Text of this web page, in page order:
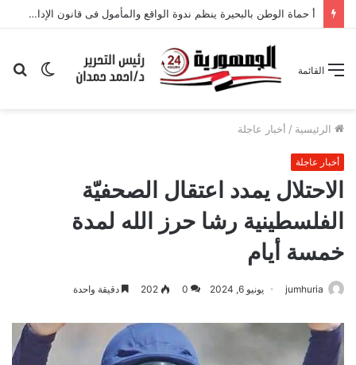
أ حماة الوطن بالبحيرة ينظم ندوة الواقع والمأمول فى قانون الإدارة المحلية
الوضع
القائمة
الرئيسية / أخبار عاجلة
أخبار عاجلة
الاحتلال يمدد اعتقال الصحفيّة
الفلسطينية رشا حرز الله لمدة
خمسة أيام
jumhuria يونيو 6, 2024 0
202 دقيقة واحدة